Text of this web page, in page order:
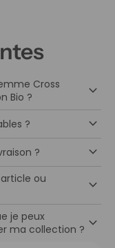
Cross
Bio ?
keyboard_arrow_down
? keyboard_arrow_down
? keyboard_arrow_down
ou
keyboard_arrow_down
je peux
ma collection ? keyboard_arrow_down